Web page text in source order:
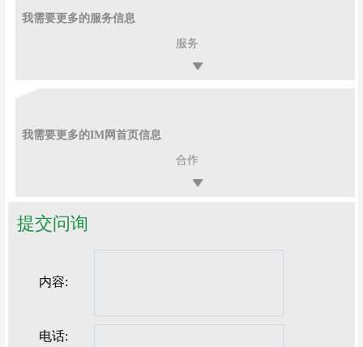
我需要更多的服务信息
服务
我需要更多的IM网首页信息
合作
提交问询
内容:
电话: